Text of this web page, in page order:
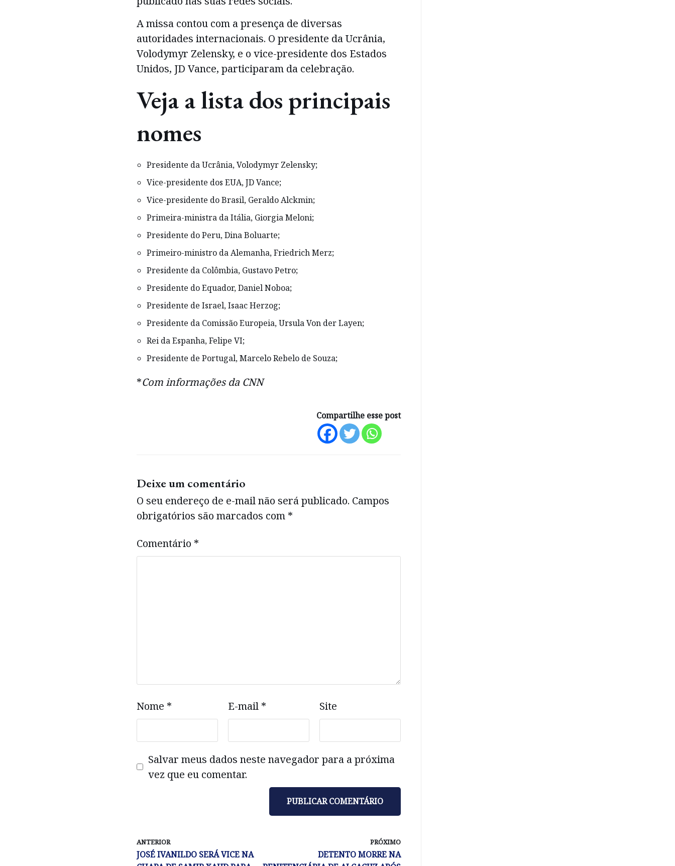
A missa contou com a presença de diversas
autoridades internacionais. O presidente da Ucrânia,
Volodymyr Zelensky, e o vice-presidente dos Estados
Unidos, JD Vance, participaram da celebração.
Veja a lista dos principais
nomes
Presidente da Ucrânia, Volodymyr Zelensky;
Vice-presidente dos EUA, JD Vance;
Vice-presidente do Brasil, Geraldo Alckmin;
Primeira-ministra da Itália, Giorgia Meloni;
Presidente do Peru, Dina Boluarte;
Primeiro-ministro da Alemanha, Friedrich Merz;
Presidente da Colômbia, Gustavo Petro;
Presidente do Equador, Daniel Noboa;
Presidente de Israel, Isaac Herzog;
Presidente da Comissão Europeia, Ursula Von der Layen;
Rei da Espanha, Felipe VI;
Presidente de Portugal, Marcelo Rebelo de Souza;
*Com informações da CNN
Compartilhe esse post
Deixe um comentário
O seu endereço de e-mail não será publicado. Campos
obrigatórios são marcados com *
Comentário *
Nome * E-mail * Site
Salvar meus dados neste navegador para a próxima
vez que eu comentar.
ANTERIOR
JOSÉ IVANILDO SERÁ VICE NA
PRÓXIMO
DETENTO MORRE NA